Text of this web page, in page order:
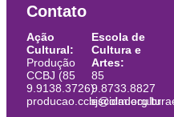
Contato
Ação
Cultural:
Produção
CCBJ (85
9.9138.3726)
producao.ccbj@idm.org.br
Escola de
Cultura e
Artes:
85
9.8733.8827